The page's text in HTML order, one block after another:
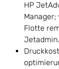
HP
Flotte
Jetadmin.